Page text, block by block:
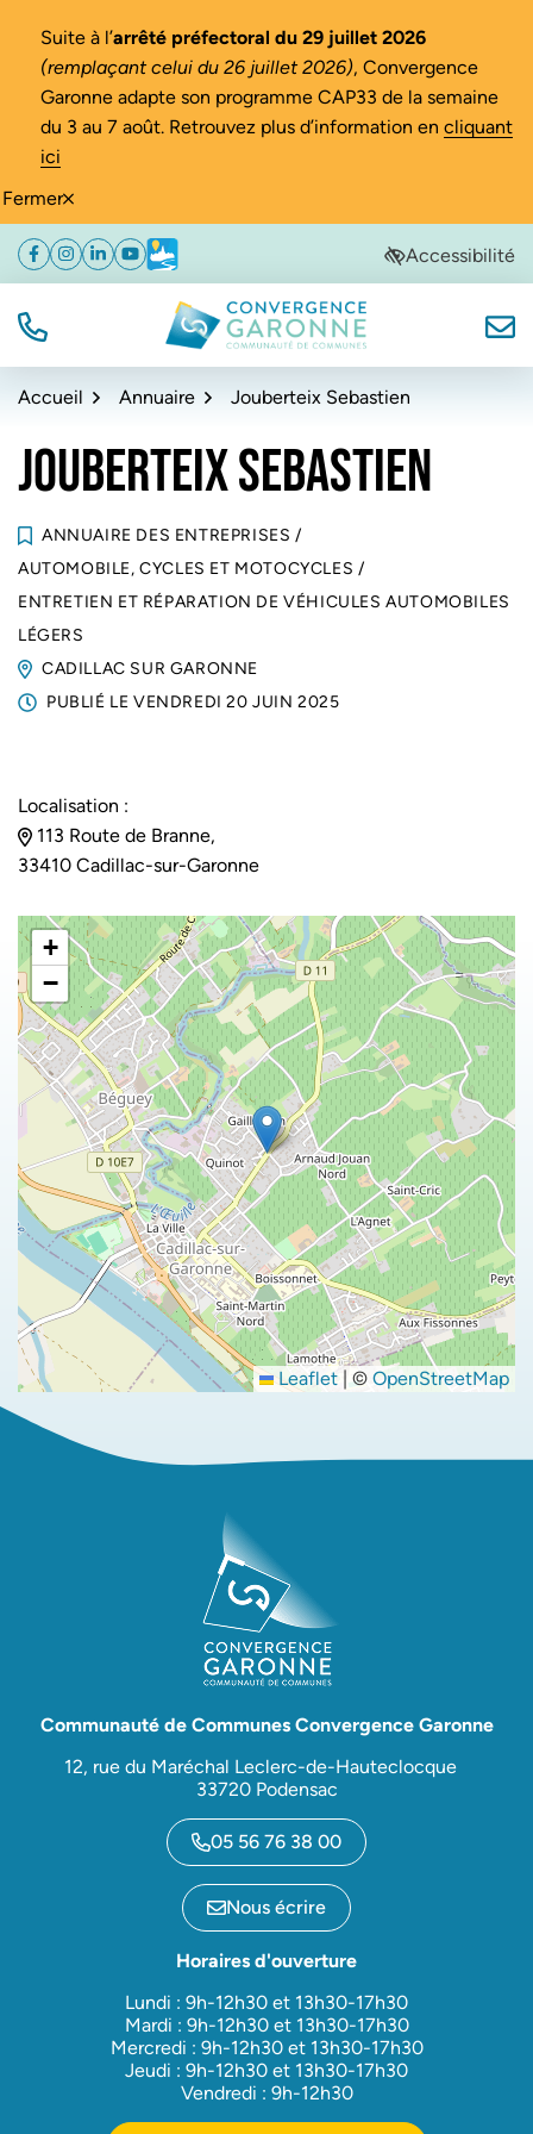
Fermer
Suite à l’arrêté préfectoral du 29 juillet 2026
(remplaçant celui du 26 juillet 2026), Convergence
Garonne adapte son programme CAP33 de la semaine
du 3 au 7 août. Retrouvez plus d’information en cliquant
ici
Aller
navigation
Aller
au
Aller
au
de
Facebook
(ouverture dans un nouvel onglet)
Instagram
(ouverture dans un nouvel onglet)
Linkedin
(ouverture dans un nouvel onglet)
YouTube
(ouverture dans un nouvel onglet)
Météo
(ouverture dans un nouvel onglet)Accessibilité
TÉL. Convergence Garonne
Accueil Annuaire Jouberteix Sebastien
JOUBERTEIX SEBASTIEN
ANNUAIRE DES ENTREPRISES /
AUTOMOBILE, CYCLES ET MOTOCYCLES /
ENTRETIEN ET RÉPARATION DE VÉHICULES AUTOMOBILES
LÉGERS
CADILLAC SUR GARONNE
PUBLIÉ LE VENDREDI 20 JUIN 2025
Localisation :
113 Route de Branne,
33410 Cadillac-sur-Garonne
+
−
Leaflet |© OpenStreetMap
Communauté de Communes Convergence Garonne
12, rue du Maréchal Leclerc-de-Hauteclocque
33720 Podensac
05 56 76 38 00
Nous écrire
Horaires d'ouverture
Lundi : 9h-12h30 et 13h30-17h30
Mardi : 9h-12h30 et 13h30-17h30
Mercredi : 9h-12h30 et 13h30-17h30
Jeudi : 9h-12h30 et 13h30-17h30
Vendredi : 9h-12h30